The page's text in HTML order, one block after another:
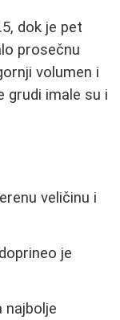
dok je pet
prosečnu
volumen i
grudi imale su i
veličinu i
je
najbolje